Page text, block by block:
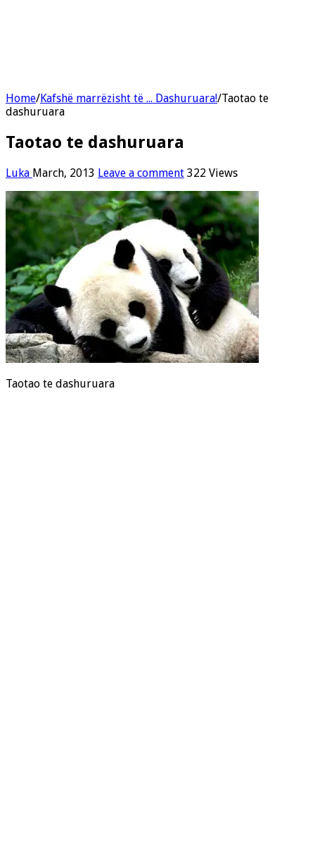
Home/Kafshë marrëzisht të ... Dashuruara!/Taotao te
dashuruara
Taotao te dashuruara
Luka March, 2013 Leave a comment 322 Views
Taotao te dashuruara